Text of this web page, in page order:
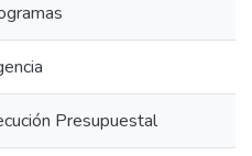
Presupuestal